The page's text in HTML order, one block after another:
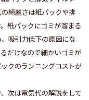
綺麗さは紙パックや排
紙パックにゴミが溜まる
吸引力低下の原因にな
だけなので細かいゴミが
クのランニングコストが
次は電気代の解説をして